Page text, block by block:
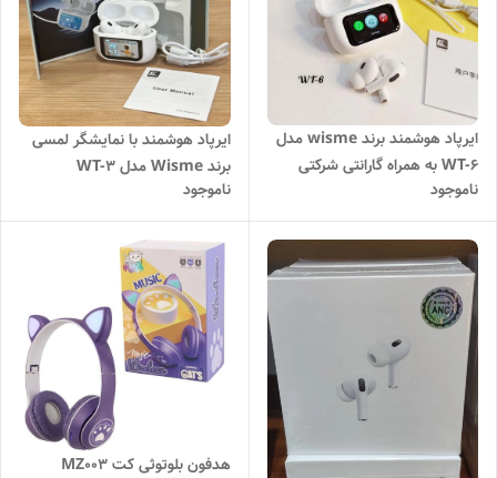
ایرپاد هوشمند برند wisme مدل
WT-6 به همراه گارانتی شرکتی
ناموجود
ایرپاد هوشمند با نمایشگر لمسی
برند Wisme مدل WT-3
ناموجود
هدفون بلوتوثی کت MZ003